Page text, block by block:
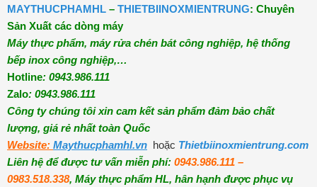
MAYTHUCPHAMHL – THIETBIINOXMIENTRUNG: Chuyên
Sản Xuất các dòng máy
Máy thực phẩm, máy rửa chén bát công nghiệp, hệ thống
bếp inox công nghiệp,…
Hotline: 0943.986.111
Zalo: 0943.986.111
Công ty chúng tôi xin cam kết sản phẩm đảm bảo chất
lượng, giá rẻ nhất toàn Quốc
Website: Maythucphamhl.vn hoặc Thietbiinoxmientrung.com
Liên hệ để được tư vấn miễn phí: 0943.986.111 –
0983.518.338, Máy thực phẩm HL, hân hạnh được phục vụ